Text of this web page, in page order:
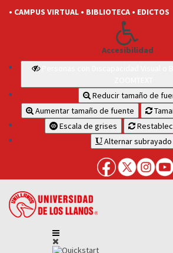
• CAMPUS VIRTUAL • BIBLIOTECA • EDICTOS
Accesibilidad
Reducir tamaño de
Aumentar tamaño de fuente
Escala de grises
Alternar subrayado